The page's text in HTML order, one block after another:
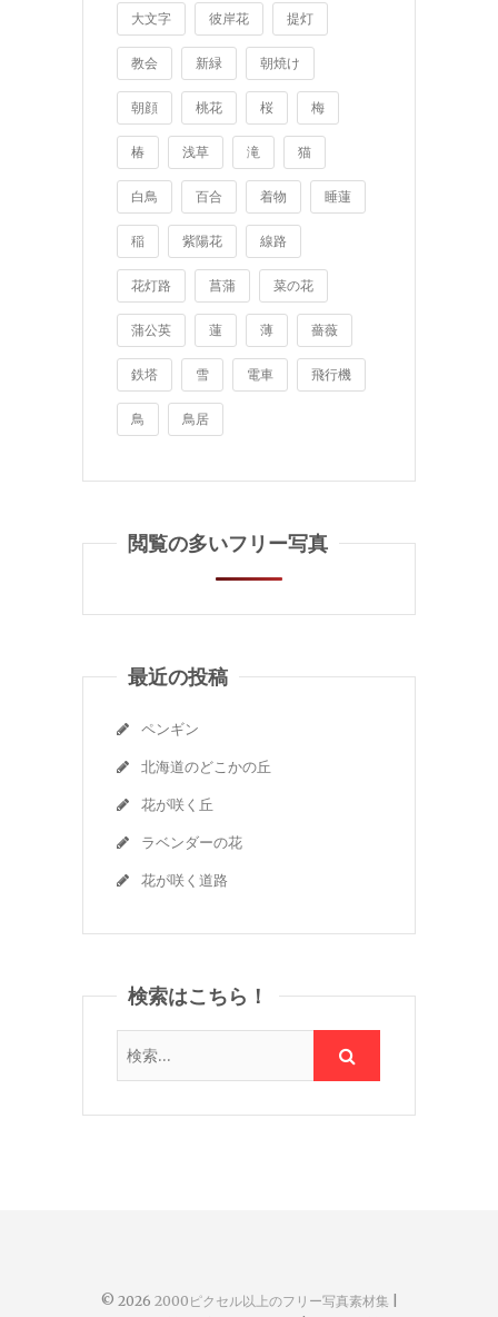
大文字 彼岸花 提灯
教会 新緑 朝焼け
朝顔 桃花 桜 梅
椿 浅草 滝 猫
白鳥 百合 着物 睡蓮
稲 紫陽花 線路
花灯路 菖蒲 菜の花
蒲公英 蓮 薄 薔薇
鉄塔 雪 電車 飛行機
鳥 鳥居
閲覧の多いフリー写真
最近の投稿
ペンギン
北海道のどこかの丘
花が咲く丘
ラベンダーの花
花が咲く道路
検索はこちら！
© 2026 2000ピクセル以上のフリー写真素材集